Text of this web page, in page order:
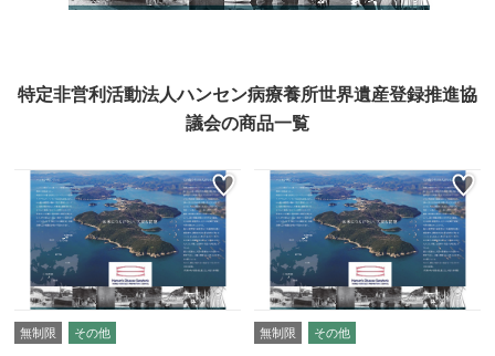
特定非営利活動法人ハンセン病療養所世界遺産登録推進協
議会の商品一覧
無制限 その他 無制限 その他